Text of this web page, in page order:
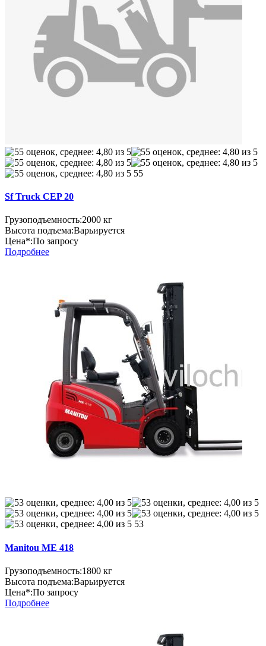
55
Sf Truck CEP 20
Грузоподъемность:2000 кг
Высота подъема:Варьируется
Цена*:По запросу
Подробнее
53
Manitou ME 418
Грузоподъемность:1800 кг
Высота подъема:Варьируется
Цена*:По запросу
Подробнее